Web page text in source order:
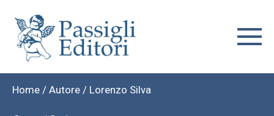
Home / Autore / Lorenzo Silva